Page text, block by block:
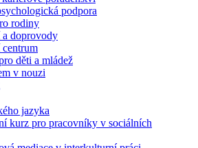
podpora
rodiny
doprovody
děti a mládež
v nouzi
jazyka
kurz pro pracovníky v sociálních